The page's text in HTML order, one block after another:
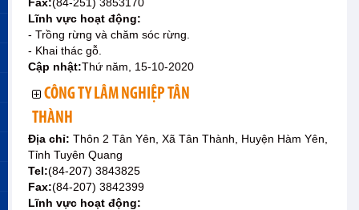
Lĩnh vực hoạt động:
- Trồng rừng và chăm sóc rừng.
- Khai thác gỗ.
Cập nhật:Thứ năm, 15-10-2020
CÔNG TY LÂM NGHIỆP TÂN
THÀNH
Địa chỉ: Thôn 2 Tân Yên, Xã Tân Thành, Huyện Hàm Yên,
Tỉnh Tuyên Quang
Tel:(84-207) 3843825
Fax:(84-207) 3842399
Lĩnh vực hoạt động: